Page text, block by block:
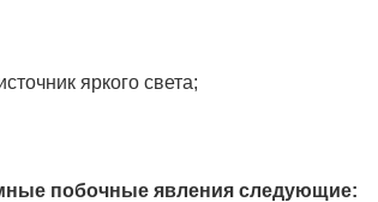
яркого света;
побочные явления следующие: